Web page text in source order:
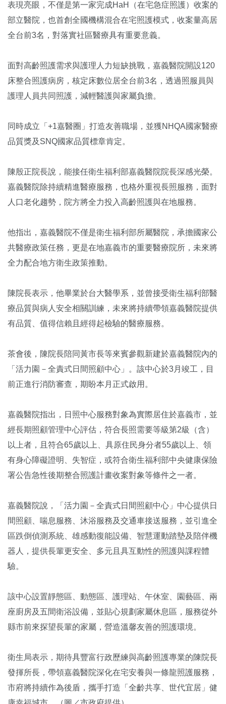
表現亮眼，不僅是第一家完成HaH（在宅急症照護）收案的
部立醫院，也首創全國機構混合在宅照護模式，收案量高居
全台前3名，對落實社區醫療具有重要意義。
面對高齡照護需求與護理人力短缺挑戰，嘉義醫院開設120
床整合照護病房，核定床數位居全台前3名，透過照服員與
護理人員共同照護，減輕醫護與家屬負擔。
同時成立「+1嘉醫圈」打造友善職場，並獲NHQA國家醫療
品質獎及SNQ國家品質標章肯定。
陳殷正院長說，能接任衛生福利部嘉義醫院院長深感光榮。
嘉義醫院除持續精進醫療服務，也格外重視長照服務，面對
人口老化趨勢，院方將全力投入高齡照護與在地服務。
他指出，嘉義醫院不僅是衛生福利部所屬醫院，承擔國家公
共醫療政策任務，更是在地嘉義市的重要醫療院所，未來將
全力配合地方衛生政策推動。
陳院長表示，他畢業於台大醫學系，並曾接受衛生福利部醫
療品質與病人安全相關訓練，未來將持續帶領嘉義醫院提供
有品質、值得信賴且經得起檢驗的醫療服務。
茶會後，陳院長陪同黃市長等來賓參觀新建於嘉義醫院內的
「活力園－全責式日間照顧中心」。該中心於3月竣工，目
前正進行消防審查，期盼本月正式啟用。
嘉義醫院指出，日照中心服務對象為實際居住於嘉義市，並
經長期照顧管理中心評估，符合長照需要等級第2級（含）
以上者，且符合65歲以上、具原住民身分者55歲以上、領
有身心障礙證明、失智症，或符合衛生福利部中央健康保險
署公告急性後期整合照護計畫收案對象等條件之一者。
嘉義醫院說，「活力園－全責式日間照顧中心」中心提供日
間照顧、喘息服務、沐浴服務及交通車接送服務，並引進全
區跌倒偵測系統、雄感動復能設備、智慧運動踏墊及陪伴機
器人，提供長輩更安全、多元且具互動性的照護與課程體
驗。
該中心設置靜態區、動態區、護理站、午休室、園藝區、兩
座廚房及五間衛浴設備，並貼心規劃家屬休息區，服務從外
縣市前來探望長輩的家屬，營造溫馨友善的照護環境。
衛生局表示，期待具豐富行政歷練與高齡照護專業的陳院長
發揮所長，帶領嘉義醫院深化在宅安養與一條龍照護服務，
市府將持續作為後盾，攜手打造「全齡共享、世代宜居」健